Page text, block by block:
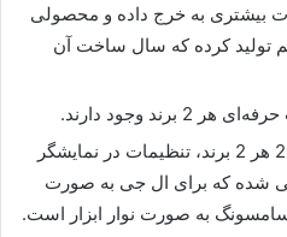
بیشتری به خرج داده و محصولی
144 هرتز هم تولید کرده که سال ساخت آن‌
در محصولات 2021 و 2022 هر 2 برند، تنظیمات در نمایشگر
شده که برای ال جی به صورت
به صورت نوار ابزار است.